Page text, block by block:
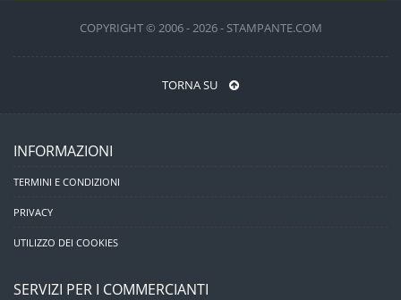
COPYRIGHT © 2006 - 2026 - STAMPANTE.COM
TORNA SU
INFORMAZIONI
TERMINI E CONDIZIONI
PRIVACY
UTILIZZO DEI COOKIES
SERVIZI PER I COMMERCIANTI